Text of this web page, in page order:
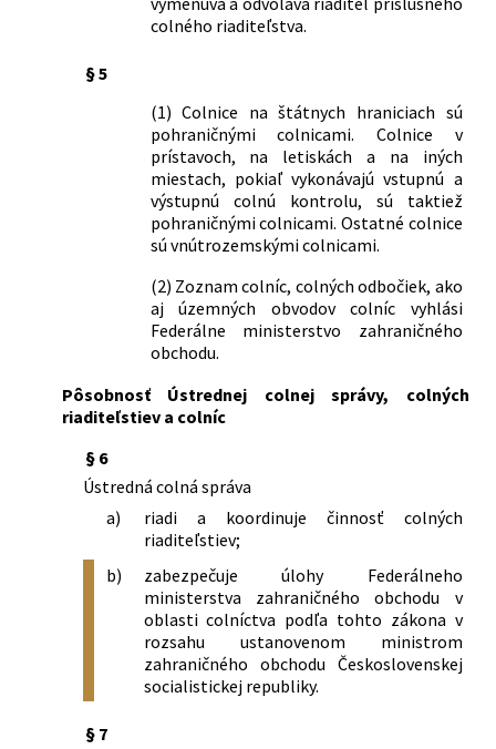
Vyhláška Federálneho ministerstva
zahraničného obchodu, ktorou sa mení
vysvetlivkami
180/1988 Zb.
Vyhláška Federálneho ministerstva
zahraničného obchodu, ktorou sa mení
a dopĺňa vyhláška č. 9 1988 Zb. o
oslobodení osobných počítačov,
mikropočítačov a farebných televíznych
prijímačov od dovozného cla
181/1988 Zb.
Vyhláška Federálneho ministerstva
zahraničného obchodu, ktorou sa mení
vyhláška č. 51/1986 Zb., ktorou sa
vykonáva colný zákon
zahraničného obchodu, ktorou sa mení
a dopĺňa vyhláška Federálneho
51/1986 Zb., ktorou sa vykonáva colný
zákon č. 44/1974 Zb., v znení vyhlášky č.
181/1988 Zb.
228/1988 Zb.
Nariadenie vlády Československej
socialistickej republiky, ktorým sa
vydáva colný sadzobník obchodného
tovaru
69/1989 Zb.
Vyhláška Federálneho ministerstva
zahraničného obchodu o oslobodení
obchodného tovaru dovážaného a
colného riaditeľstva.
§ 5
(1) Colnice na štátnych hraniciach sú
pohraničnými colnicami. Colnice v
prístavoch, na letiskách a na iných
miestach, pokiaľ vykonávajú vstupnú a
výstupnú colnú kontrolu, sú taktiež
pohraničnými colnicami. Ostatné colnice
sú vnútrozemskými colnicami.
(2) Zoznam colníc, colných odbočiek, ako
aj územných obvodov colníc vyhlási
Federálne ministerstvo zahraničného
obchodu.
Pôsobnosť Ústrednej colnej správy, colných
riaditeľstiev a colníc
§ 6
Ústredná colná správa
a)
riadi a koordinuje činnosť colných
riaditeľstiev;
b)
zabezpečuje úlohy Federálneho
ministerstva zahraničného obchodu v
oblasti colníctva podľa tohto zákona v
rozsahu ustanovenom ministrom
zahraničného obchodu Československej
socialistickej republiky.
§ 7